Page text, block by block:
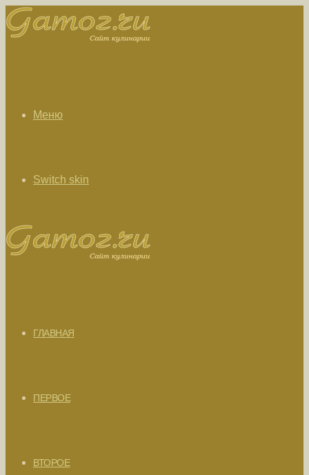
Меню
Switch skin
ГЛАВНАЯ
ПЕРВОЕ
ВТОРОЕ